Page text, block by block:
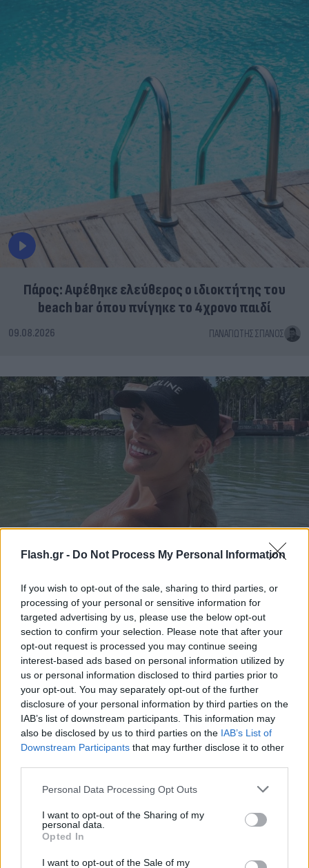
Flash.gr - Do Not Process My Personal Information
If you wish to opt-out of the sale, sharing to third parties, or
processing of your personal or sensitive information for
targeted advertising by us, please use the below opt-out
section to confirm your selection. Please note that after your
opt-out request is processed you may continue seeing
interest-based ads based on personal information utilized by
us or personal information disclosed to third parties prior to
your opt-out. You may separately opt-out of the further
disclosure of your personal information by third parties on the
IAB’s list of downstream participants. This information may
also be disclosed by us to third parties on the IAB’s List of
Downstream Participants that may further disclose it to other
Please note that this website/app uses one or more Google
not limited to your visit or usage behaviour. You may click to
grant or deny consent to Google and its third-party tags to
use your data for below specified purposes in below Google
consent section.
Personal Data Processing Opt Outs
I want to opt-out of the Sharing of my
personal data.
Opted In
I want to opt-out of the Sale of my
Πάρος: Αφέθηκε ελεύθερος ο ιδιοκτήτης του
beach bar όπου πνίγηκε το 4χρονο παιδί
09.08.2026 ΠΑΝΑΓΙΏΤΗΣ ΣΠΑΝΌΣ
Ιωάννα Τούνη: Ο προορισμός που επέλεξε για να
γιορτάσει τα 33α γενέθλιά της
09.08.2026 ΤΖΏΡΤΖΙΑ ΓΕΩΡΓΊΟΥ